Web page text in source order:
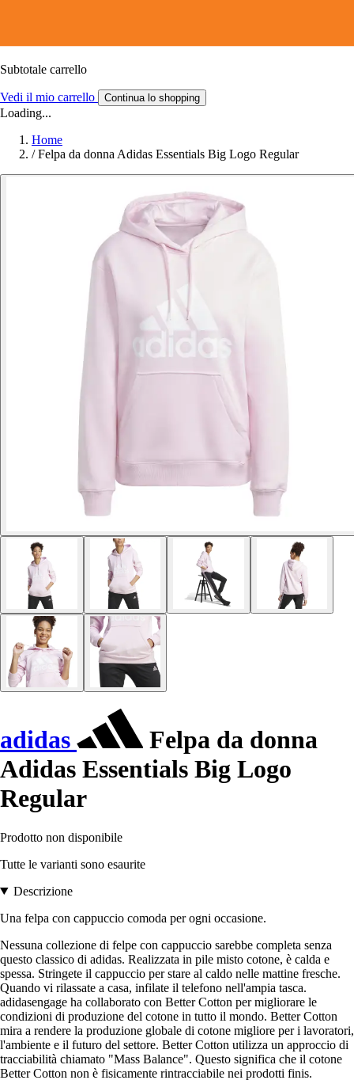
Subtotale carrello
Vedi il mio carrello Continua lo shopping
Loading...
Home
/ Felpa da donna Adidas Essentials Big Logo Regular
adidas
Felpa da donna
Adidas Essentials Big Logo
Regular
Prodotto non disponibile
Tutte le varianti sono esaurite
Descrizione
Una felpa con cappuccio comoda per ogni occasione.
Nessuna collezione di felpe con cappuccio sarebbe completa senza
questo classico di adidas. Realizzata in pile misto cotone, è calda e
spessa. Stringete il cappuccio per stare al caldo nelle mattine fresche.
Quando vi rilassate a casa, infilate il telefono nell'ampia tasca.
adidasengage ha collaborato con Better Cotton per migliorare le
condizioni di produzione del cotone in tutto il mondo. Better Cotton
mira a rendere la produzione globale di cotone migliore per i lavoratori,
l'ambiente e il futuro del settore. Better Cotton utilizza un approccio di
tracciabilità chiamato "Mass Balance". Questo significa che il cotone
Better Cotton non è fisicamente rintracciabile nei prodotti finis.